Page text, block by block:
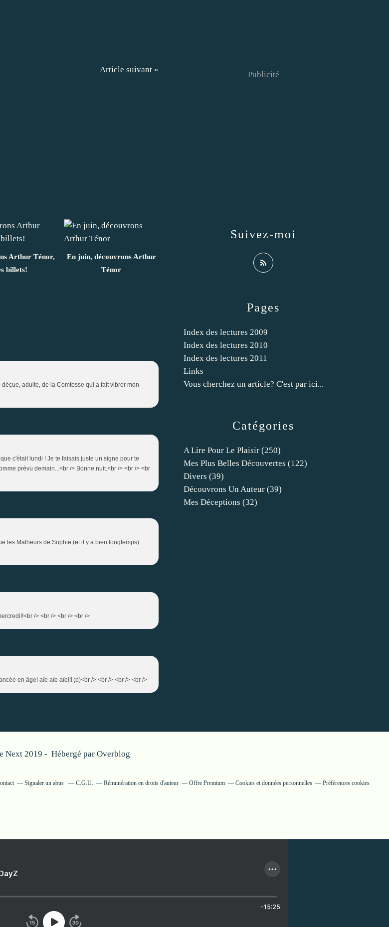
Article suivant »
Arthur Ténor,
billets!
En juin, découvrons Arthur
Ténor
adulte, de la Comtesse qui a fait vibrer mon
c'était lundi ! Je te faisais juste un signe pour te
prévu demain...<br /> Bonne nuit.<br /> <br /> <br
les Malheurs de Sophie (et il y a bien longtemps).
/> <br /> <br /> <br />
en âge! aïe aïe aïe!!! ;o)<br /> <br /> <br /> <br />
Catégories
A Lire Pour Le Plaisir (250)
Mes Plus Belles Découvertes (122)
Divers (39)
Découvrons Un Auteur (39)
Mes Déceptions (32)
Pages
Index des lectures 2009
Index des lectures 2010
Index des lectures 2011
Links
Vous cherchez un article? C'est par ici...
Suivez-moi
Publicité
Next 2019 - Hébergé par Overblog
Signaler un abus C.G.U. Rémunération en droits d'auteur Offre Premium Cookies et données personnelles Préférences cookies
-15:25